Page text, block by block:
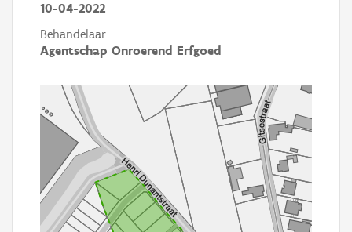
10-04-2022
Behandelaar
Agentschap Onroerend Erfgoed